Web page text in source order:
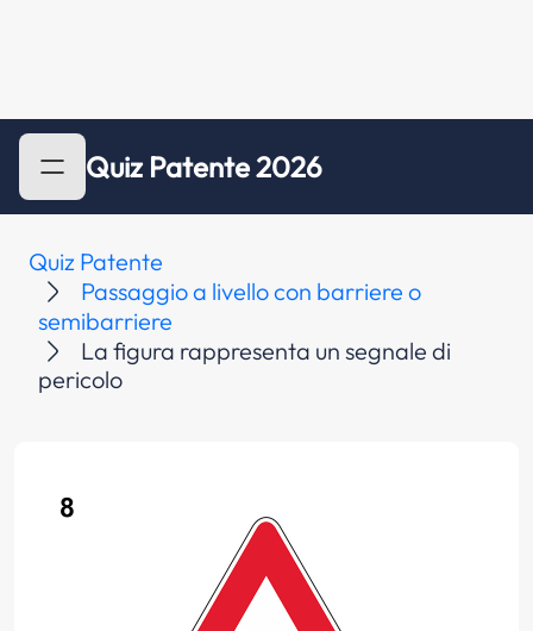
Quiz Patente 2026
Quiz Patente
Passaggio a livello con barriere o
semibarriere
La figura rappresenta un segnale di
pericolo